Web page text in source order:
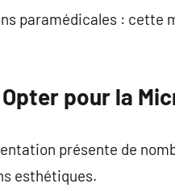
paramédicales : cette
pour la
présente de
esthétiques.